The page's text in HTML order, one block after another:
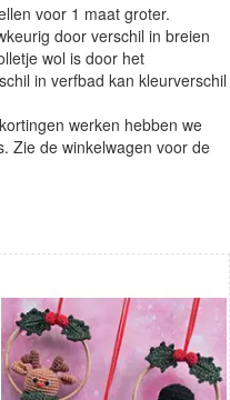
voor 1 maat groter.
door verschil in breien
wol is door het
in verfbad kan kleurverschil
werken hebben we
Zie de winkelwagen voor de